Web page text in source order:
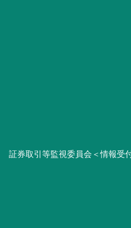
証券取引等監視委員会＜情報受